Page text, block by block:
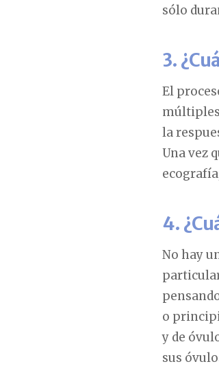
sólo
3.
El
la
Una vez
4.
No hay
o
y de
sus